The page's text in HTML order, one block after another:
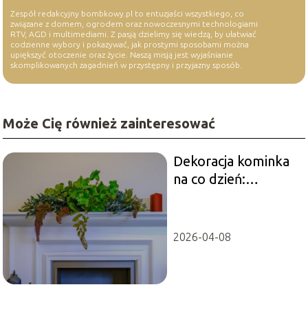
Zespół redakcyjny bombkowy.pl to entuzjaści wszystkiego, co
związane z domem, ogrodem oraz nowoczesnymi technologiami
RTV, AGD i multimediami. Z pasją dzielimy się wiedzą, by ułatwiać
codzienne wybory i pokazywać, jak prostymi sposobami można
upiększyć otoczenie oraz życie. Naszą misją jest wyjaśnianie
skomplikowanych zagadnień w przystępny i przyjazny sposób.
Może Cię również zainteresować
Dekoracja kominka
na co dzień:
2026-04-08